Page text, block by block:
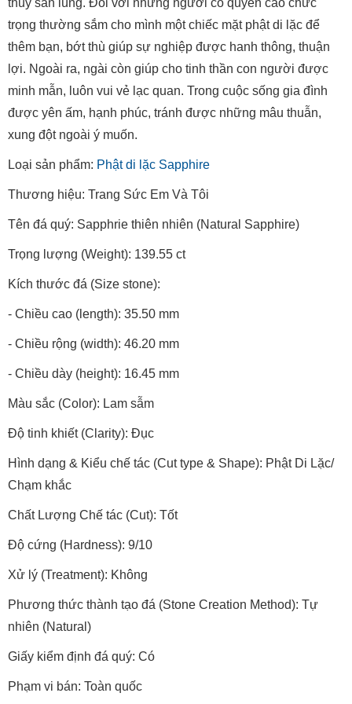
thủy săn lùng. Đối với những người có quyền cao chức
trọng thường sắm cho mình một chiếc mặt phật di lặc để
thêm bạn, bớt thù giúp sự nghiệp được hanh thông, thuận
lợi. Ngoài ra, ngài còn giúp cho tinh thần con người được
minh mẫn, luôn vui vẻ lạc quan. Trong cuộc sống gia đình
được yên ấm, hạnh phúc, tránh được những mâu thuẫn,
xung đột ngoài ý muốn.
Loại sản phẩm: Phật di lặc Sapphire
Thương hiệu: Trang Sức Em Và Tôi
Tên đá quý: Sapphrie thiên nhiên (Natural Sapphire)
Trọng lượng (Weight): 139.55 ct
Kích thước đá (Size stone):
- Chiều cao (length): 35.50 mm
- Chiều rộng (width): 46.20 mm
- Chiều dày (height): 16.45 mm
Màu sắc (Color): Lam sẫm
Độ tinh khiết (Clarity): Đục
Hình dạng & Kiểu chế tác (Cut type & Shape): Phật Di Lặc/
Chạm khắc
Chất Lượng Chế tác (Cut): Tốt
Độ cứng (Hardness): 9/10
Xử lý (Treatment): Không
Phương thức thành tạo đá (Stone Creation Method): Tự
nhiên (Natural)
Giấy kiểm định đá quý: Có
Phạm vi bán: Toàn quốc